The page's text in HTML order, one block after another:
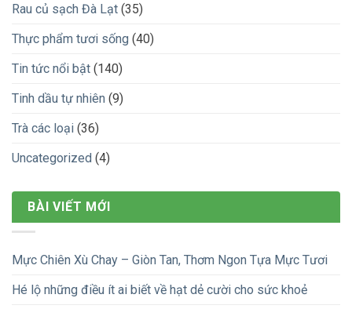
Rau củ sạch Đà Lạt (35)
Thực phẩm tươi sống (40)
Tin tức nổi bật (140)
Tinh dầu tự nhiên (9)
Trà các loại (36)
Uncategorized (4)
BÀI VIẾT MỚI
Mực Chiên Xù Chay – Giòn Tan, Thơm Ngon Tựa Mực Tươi
Hé lộ những điều ít ai biết về hạt dẻ cười cho sức khoẻ